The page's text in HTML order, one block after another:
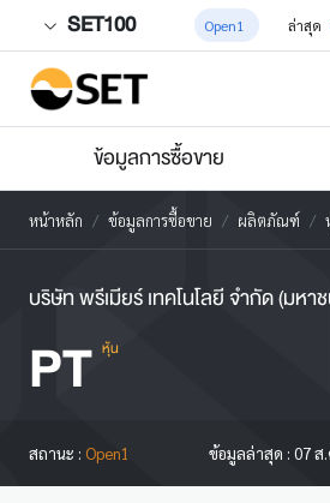
SET100 Open1 ล่าสุด
ข้อมูลการซื้อขาย
หน้าหลัก ข้อมูลการซื้อขาย ผลิตภัณฑ์
บริษัท พรีเมียร์ เทคโนโลยี จำกัด (มหา
PT หุ้น
สถานะ : Open1 ข้อมูลล่าสุด : 07 ส